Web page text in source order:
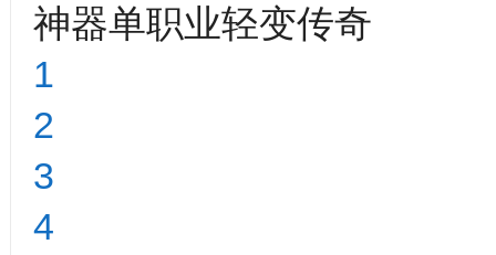
神器单职业轻变传奇
1
2
3
4